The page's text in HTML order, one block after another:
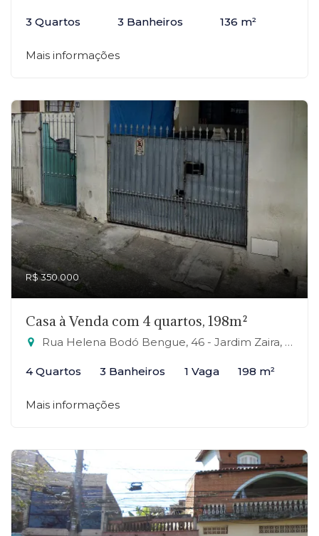
3 Quartos 3 Banheiros 136 m²
Mais informações
R$ 350.000
Casa à Venda com 4 quartos, 198m²
Rua Helena Bodó Bengue, 46 - Jardim Zaira, Mauá-SP
4 Quartos 3 Banheiros 1 Vaga 198 m²
Mais informações